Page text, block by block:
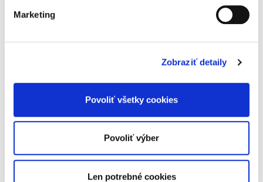
Marketing
Zobraziť detaily
Povoliť všetky cookies
Povoliť výber
Len potrebné cookies
komplexnú interdisciplinárnu vedeckú
informácií, poznatkov a odborných názorov v
Zásahy do práv v
záujme ochrany
prírody a krajiny